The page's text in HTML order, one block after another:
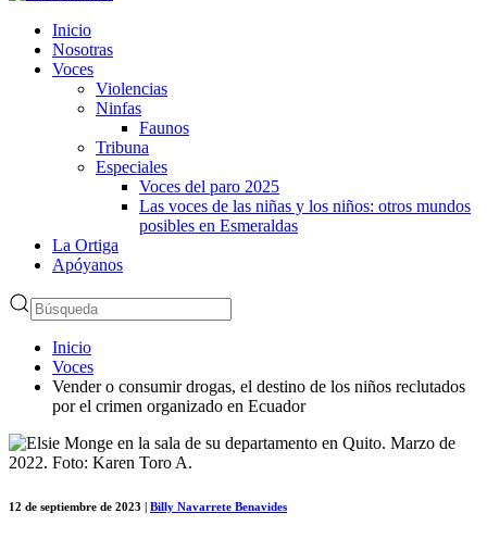
Inicio
Nosotras
Voces
Violencias
Ninfas
Faunos
Tribuna
Especiales
Voces del paro 2025
Las voces de las niñas y los niños: otros mundos
posibles en Esmeraldas
La Ortiga
Apóyanos
Inicio
Voces
Vender o consumir drogas, el destino de los niños reclutados
por el crimen organizado en Ecuador
12 de septiembre de 2023 | Billy Navarrete Benavides